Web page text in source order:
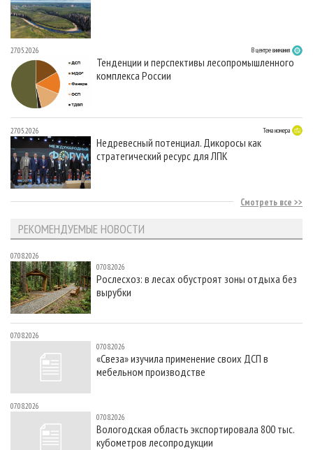
27.05.2026 В центре внимания
Тенденции и перспективы лесопромышленного
комплекса России
27.05.2026 Тема номера
Недревесный потенциал. Дикоросы как
стратегический ресурс для ЛПК
Смотреть все
РЕКОМЕНДУЕМЫЕ НОВОСТИ
07.08.2026
07.08.2026
Рослесхоз: в лесах обустроят зоны отдыха без
вырубки
07.08.2026
07.08.2026
«Свеза» изучила применение своих ДСП в
мебельном производстве
07.08.2026
07.08.2026
Вологодская область экспортировала 800 тыс.
кубометров лесопродукции